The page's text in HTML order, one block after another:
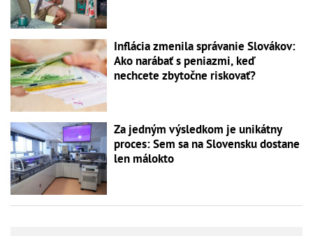
Inflácia zmenila správanie Slovákov:
Ako narábať s peniazmi, keď
nechcete zbytočne riskovať?
Za jedným výsledkom je unikátny
proces: Sem sa na Slovensku dostane
len málokto